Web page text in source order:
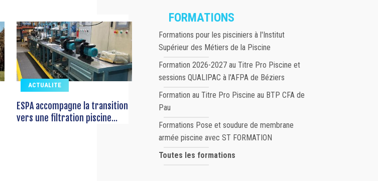
ACTUALITE
ESPA accompagne la transition
vers une filtration piscine...
FORMATIONS
Formations pour les pisciniers à l'Institut
Supérieur des Métiers de la Piscine
Formation 2026-2027 au Titre Pro Piscine et
sessions QUALIPAC à l'AFPA de Béziers
Formation au Titre Pro Piscine au BTP CFA de
Pau
Formations Pose et soudure de membrane
armée piscine avec ST FORMATION
Toutes les formations